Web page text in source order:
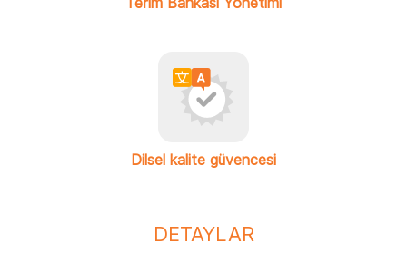
Dilsel kalite güvencesi
DETAYLAR